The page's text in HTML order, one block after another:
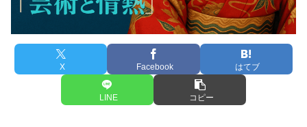
X Facebook はてブ
LINE コピー